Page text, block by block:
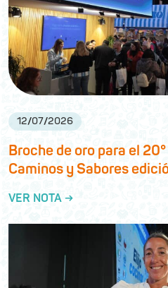
12/07/2026
Broche de oro para el
Caminos y Sabores
VER NOTA →